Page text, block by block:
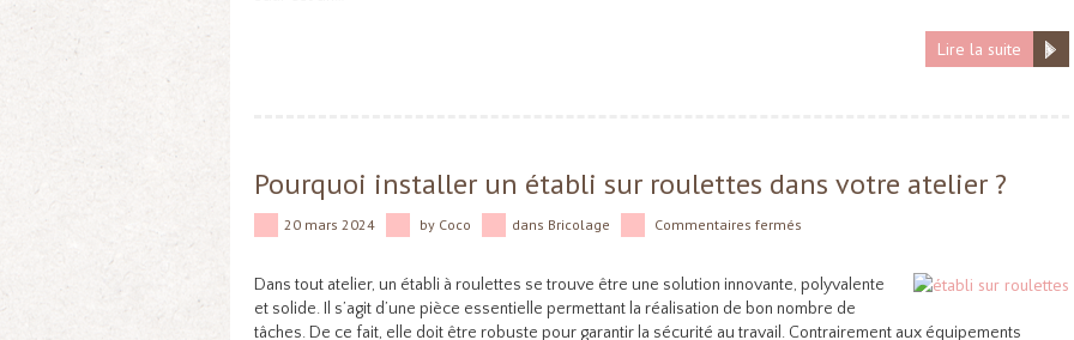
Lire la suite
Pourquoi installer un établi sur roulettes dans votre atelier ?
20 mars 2024 by Coco dans Bricolage Commentaires fermés
Dans tout atelier, un établi à roulettes se trouve être une solution innovante, polyvalente
et solide. Il s’agit d’une pièce essentielle permettant la réalisation de bon nombre de
tâches. De ce fait, elle doit être robuste pour garantir la sécurité au travail. Contrairement aux équipements